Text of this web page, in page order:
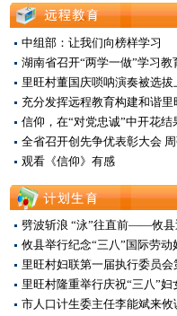
中组部：让我们向榜样学习
湖南省召开“两学一做”学习教
里旺村董国庆唢呐演奏被选
充分发挥远程教育构建和谐里
信仰，在“对党忠诚”中开花结
全省召开创先争优表彰大会
观看《信仰》有感
劈波斩浪 “泳”往直前——攸县
攸县举行纪念“三八”国际劳动
里旺村妇联第一届执行委员会
里旺村隆重举行庆祝“三八”妇
市人口计生委主任李能斌来攸